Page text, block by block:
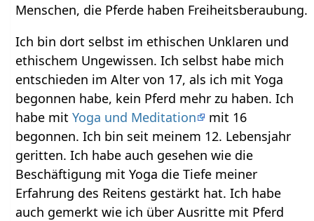
Menschen, die Pferde haben Freiheitsberaubung.
Ich bin dort selbst im ethischen Unklaren und
ethischem Ungewissen. Ich selbst habe mich
entschieden im Alter von 17, als ich mit Yoga
begonnen habe, kein Pferd mehr zu haben. Ich
habe mitYoga und Meditation
mit 16
begonnen. Ich bin seit meinem 12. Lebensjahr
geritten. Ich habe auch gesehen wie die
Beschäftigung mit Yoga die Tiefe meiner
Erfahrung des Reitens gestärkt hat. Ich habe
auch gemerkt wie ich über Ausritte mit Pferd